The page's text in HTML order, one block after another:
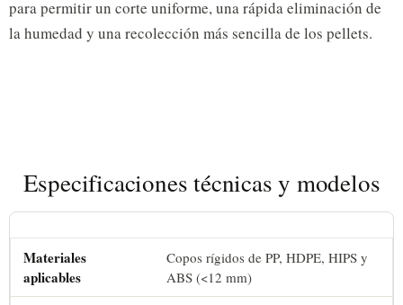
para permitir un corte uniforme, una rápida eliminación de
la humedad y una recolección más sencilla de los pellets.
Especificaciones técnicas y modelos
Materiales
aplicables
Copos rígidos de PP, HDPE, HIPS y
ABS (<12 mm)